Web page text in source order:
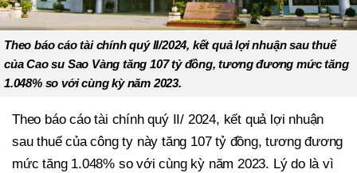
Theo báo cáo tài chính quý II/2024, kết quả lợi nhuận sau thuế
của Cao su Sao Vàng tăng 107 tỷ đồng, tương đương mức tăng
1.048% so với cùng kỳ năm 2023.
Theo báo cáo tài chính quý II/ 2024, kết quả lợi nhuận
sau thuế của công ty này tăng 107 tỷ đồng, tương đương
mức tăng 1.048% so với cùng kỳ năm 2023. Lý do là vì